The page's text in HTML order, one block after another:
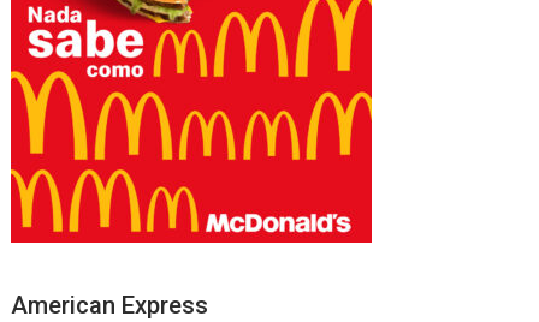
American Express